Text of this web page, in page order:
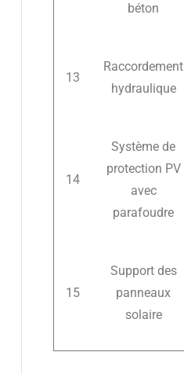
béton
13
Raccordement
hydraulique
14
Système de
protection PV
avec
parafoudre
15
Support des
panneaux
solaire